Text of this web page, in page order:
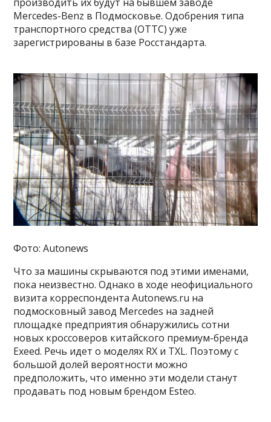
Mercedes-Benz в Подмосковье. Одобрения типа
транспортного средства (ОТТС) уже
зарегистрированы в базе Росстандарта.
Фото: Autonews
Что за машины скрываются под этими именами,
пока неизвестно. Однако в ходе неофициального
визита корреспондента Autonews.ru на
подмосковный завод Mercedes на задней
площадке предприятия обнаружились сотни
новых кроссоверов китайского премиум-бренда
Exeed. Речь идет о моделях RX и TXL. Поэтому с
большой долей вероятности можно
предположить, что именно эти модели станут
продавать под новым брендом Esteo.